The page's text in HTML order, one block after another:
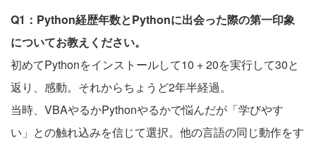
Q1：Python経歴年数とPythonに出会った際の第一印象
についてお教えください。
初めてPythonをインストールして10 + 20を実行して30と
返り、感動。それからちょうど2年半経過。
当時、VBAやるかPythonやるかで悩んだが「学びやす
い」との触れ込みを信じて選択。他の言語の同じ動作をす